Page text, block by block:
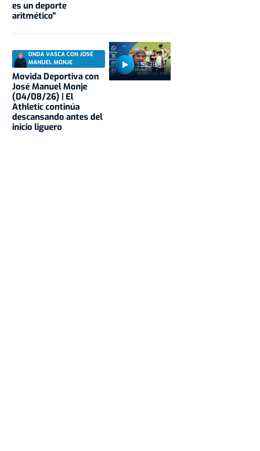
es un deporte
aritmético"
52:38
ONDA VASCA CON JOSÉ
MANUEL MONJE
Movida Deportiva con
José Manuel Monje
(04/08/26) | El
Athletic continúa
descansando antes del
inicio liguero